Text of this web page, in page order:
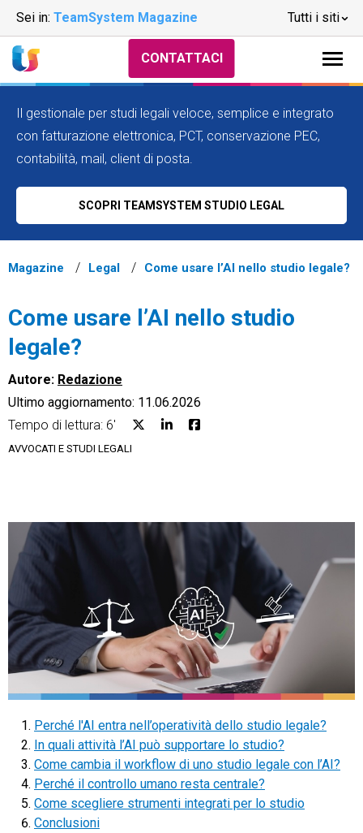
Sei in: TeamSystem Magazine Tutti i siti
Email Marketing
Fatturazione
Financial Solutions
HR
Trust Services
TeamSystem Corporate
TeamSystem Store
CONTATTACI
Il gestionale per studi legali veloce, semplice e integrato
con fatturazione elettronica, PCT, conservazione PEC,
contabilità, mail, client di posta.
SCOPRI TEAMSYSTEM STUDIO LEGAL
Magazine Legal Come usare l’AI nello studio legale?
Come usare l’AI nello studio
legale?
Autore: Redazione
Ultimo aggiornamento: 11.06.2026
Tempo di lettura: 6'
AVVOCATI E STUDI LEGALI
Perché l'AI entra nell’operatività dello studio legale?
In quali attività l’AI può supportare lo studio?
Come cambia il workflow di uno studio legale con l’AI?
Perché il controllo umano resta centrale?
Come scegliere strumenti integrati per lo studio
Conclusioni